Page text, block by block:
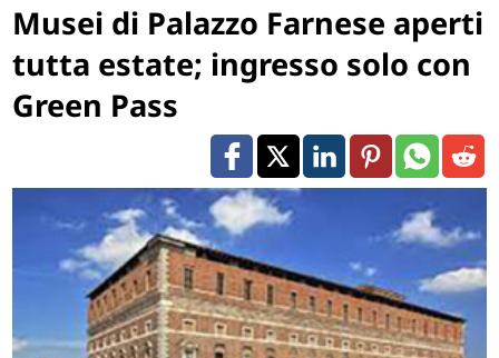
Musei di Palazzo Farnese aperti
tutta estate; ingresso solo con
Green Pass